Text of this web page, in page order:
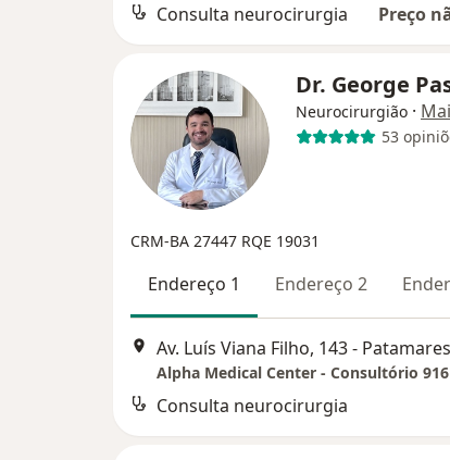
Consulta neurocirurgia Preço
Dr. George
Neurocirurgião ·
53
CRM-BA 27447 RQE 19031
Endereço 1 Endereço 2
Alpha Medical Center - Consultório 916
Consulta neurocirurgia